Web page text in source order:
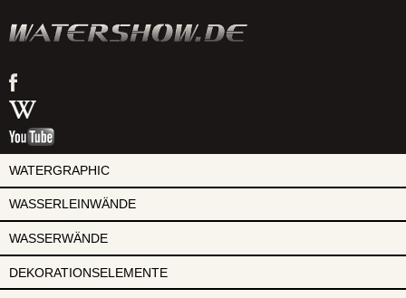
watershow
auf
facebook
watershow
bei
wikipedia
watershow
youtube
WATERGRAPHIC
WASSERLEINWÄNDE
WASSERWÄNDE
DEKORATIONSELEMENTE